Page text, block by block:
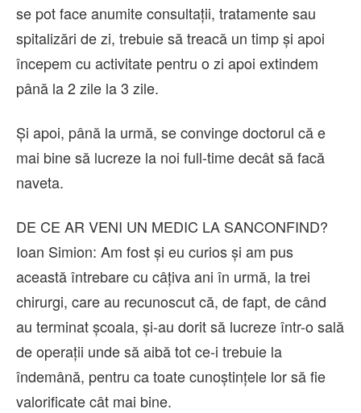
se pot face anumite consultații, tratamente sau
spitalizări de zi, trebuie să treacă un timp și apoi
începem cu activitate pentru o zi apoi extindem
până la 2 zile la 3 zile.
Și apoi, până la urmă, se convinge doctorul că e
mai bine să lucreze la noi full-time decât să facă
naveta.
DE CE AR VENI UN MEDIC LA SANCONFIND?
Ioan Simion: Am fost și eu curios și am pus
această întrebare cu câțiva ani în urmă, la trei
chirurgi, care au recunoscut că, de fapt, de când
au terminat școala, și-au dorit să lucreze într-o sală
de operații unde să aibă tot ce-i trebuie la
îndemână, pentru ca toate cunoștințele lor să fie
valorificate cât mai bine.